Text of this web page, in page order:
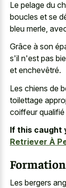
Le pelage du
boucles et se
bleu merle,
Grâce à son
s'il n'est pas
et enchevêtré.
Les chiens de
toilettage
coiffeur qualifié
If this caught
Retriever À
Les bergers